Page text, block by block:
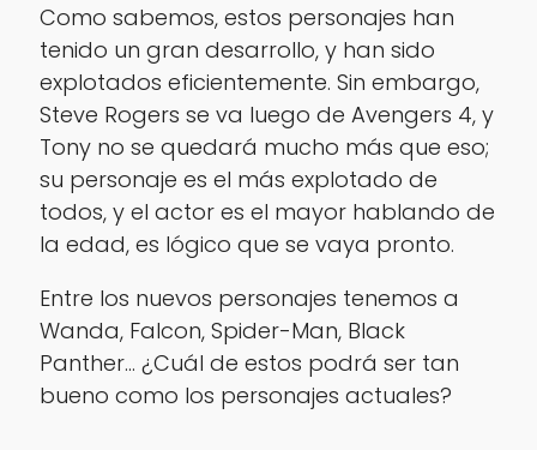
Como sabemos, estos personajes han
tenido un gran desarrollo, y han sido
explotados eficientemente. Sin embargo,
Steve Rogers se va luego de Avengers 4, y
Tony no se quedará mucho más que eso;
su personaje es el más explotado de
todos, y el actor es el mayor hablando de
la edad, es lógico que se vaya pronto.
Entre los nuevos personajes tenemos a
Wanda, Falcon, Spider-Man, Black
Panther… ¿Cuál de estos podrá ser tan
bueno como los personajes actuales?